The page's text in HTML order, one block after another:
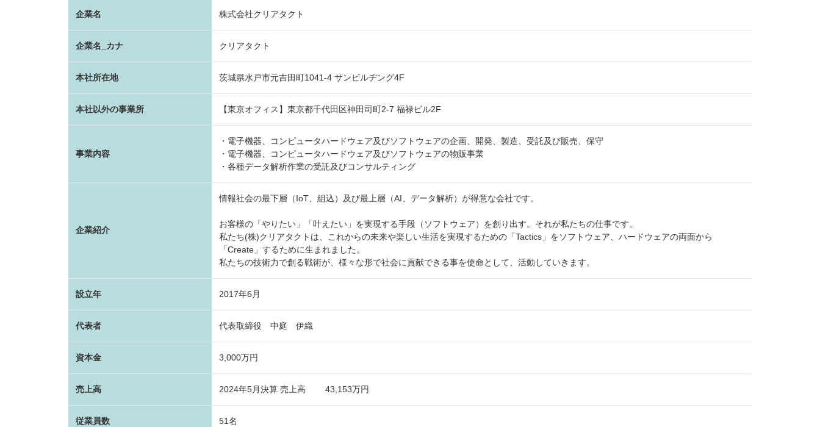
企業名 株式会社クリアタクト
企業名_カナ クリアタクト
本社所在地 茨城県水戸市元吉田町1041-4 サンビルヂング4F
本社以外の事業所 【東京オフィス】東京都千代田区神田司町2-7 福禄ビル2F
事業内容
・電子機器、コンピュータハードウェア及びソフトウェアの企画、開発、製造、受託及び販売、保守
・電子機器、コンピュータハードウェア及びソフトウェアの物販事業
・各種データ解析作業の受託及びコンサルティング
企業紹介
情報社会の最下層（IoT、組込）及び最上層（AI、データ解析）が得意な会社です。
お客様の「やりたい」「叶えたい」を実現する手段（ソフトウェア）を創り出す。それが私たちの仕事です。
私たち(株)クリアタクトは、これからの未来や楽しい生活を実現するための「Tactics」をソフトウェア、ハードウェアの両面から
「Create」するために生まれました。
私たちの技術力で創る戦術が、様々な形で社会に貢献できる事を使命として、活動していきます。
設立年 2017年6月
代表者 代表取締役 中庭 伊織
資本金 3,000万円
売上高 2024年5月決算 売上高 43,153万円
従業員数 51名